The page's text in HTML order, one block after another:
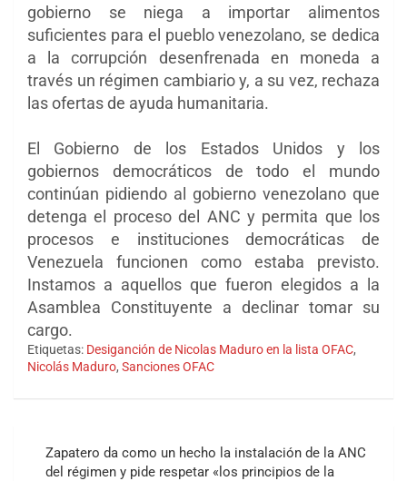
gobierno se niega a importar alimentos
suficientes para el pueblo venezolano, se dedica
a la corrupción desenfrenada en moneda a
través un régimen cambiario y, a su vez, rechaza
las ofertas de ayuda humanitaria.
El Gobierno de los Estados Unidos y los
gobiernos democráticos de todo el mundo
continúan pidiendo al gobierno venezolano que
detenga el proceso del ANC y permita que los
procesos e instituciones democráticas de
Venezuela funcionen como estaba previsto.
Instamos a aquellos que fueron elegidos a la
Asamblea Constituyente a declinar tomar su
cargo.
Etiquetas: Desiganción de Nicolas Maduro en la lista OFAC,
Nicolás Maduro, Sanciones OFAC
Zapatero da como un hecho la instalación de la ANC
del régimen y pide respetar «los principios de la